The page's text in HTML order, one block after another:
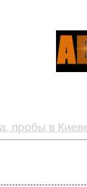
пробы в